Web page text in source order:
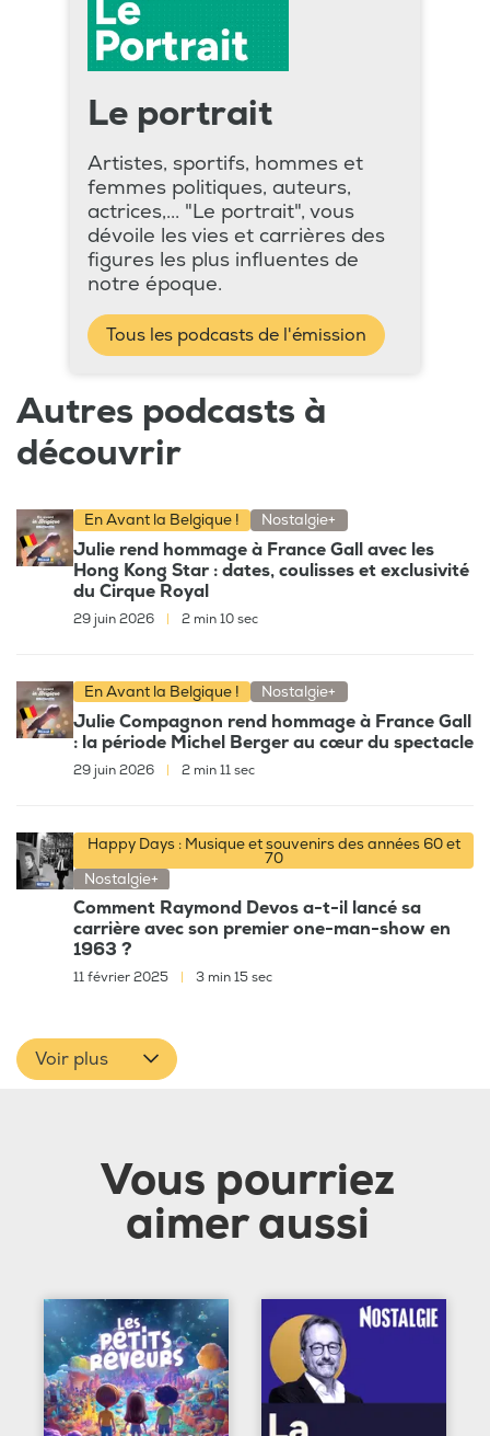
Le portrait
Artistes, sportifs, hommes et
femmes politiques, auteurs,
actrices,... "Le portrait", vous
dévoile les vies et carrières des
figures les plus influentes de
notre époque.
Tous les podcasts de l'émission
Autres podcasts à
découvrir
En Avant la Belgique ! Nostalgie+
Julie rend hommage à France Gall avec les
Hong Kong Star : dates, coulisses et exclusivité
du Cirque Royal
29 juin 2026 2 min 10 sec
En Avant la Belgique ! Nostalgie+
Julie Compagnon rend hommage à France Gall
: la période Michel Berger au cœur du spectacle
29 juin 2026 2 min 11 sec
Happy Days : Musique et souvenirs des années 60 et
70
Nostalgie+
Comment Raymond Devos a-t-il lancé sa
carrière avec son premier one-man-show en
1963 ?
11 février 2025 3 min 15 sec
Voir plus
Vous pourriez
aimer aussi